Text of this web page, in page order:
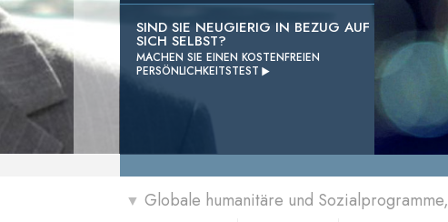
SIND SIE NEUGIERIG IN BEZUG AUF
SICH SELBST?
MACHEN SIE EINEN KOSTENFREIEN
PERSÖNLICHKEITSTEST
▼ Globale humanitäre und Sozialprogramme,